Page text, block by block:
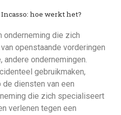
Incasso: hoe werkt het?
onderneming die zich
openstaande vorderingen
andere ondernemingen.
gebruikmaken,
diensten van een
die zich specialiseert
verlenen tegen een